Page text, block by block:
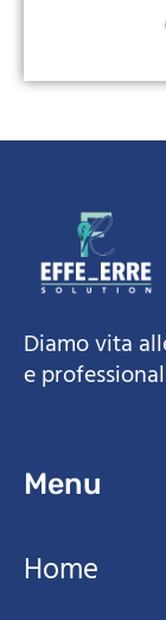
Diamo vita
e
Menu
Home